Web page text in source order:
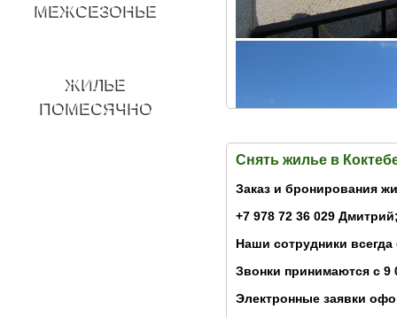
Снять жилье в
Заказ и бронирования
+7 978 72 36 029
Наши сотрудники
Звонки принимаются с 9
Электронные заявки
МЕЖСЕЗОНЬЕ
ЖИЛЬЕ
ПОМЕСЯЧНО